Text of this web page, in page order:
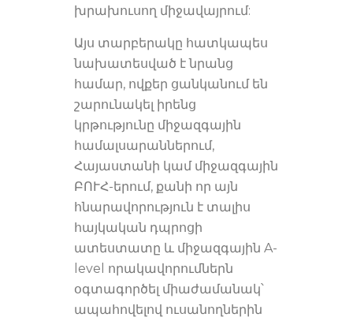
խրախուսող միջավայրում:
Այս տարբերակը հատկապես
նախատեսված է նրանց
համար, ովքեր ցանկանում են
շարունակել իրենց
կրթությունը միջազգային
համալսարաններում,
Հայաստանի կամ միջազգային
ԲՈՒՀ-երում, քանի որ այն
հնարավորություն է տալիս
հայկական դպրոցի
ատեստատը և միջազգային A-
level որակավորումներն
օգտագործել միաժամանակ՝
ապահովելով ուսանողներին